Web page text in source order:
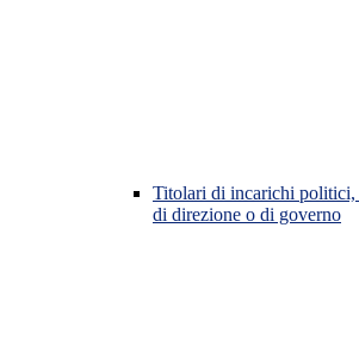
Titolari di incarichi politici,
di direzione o di governo